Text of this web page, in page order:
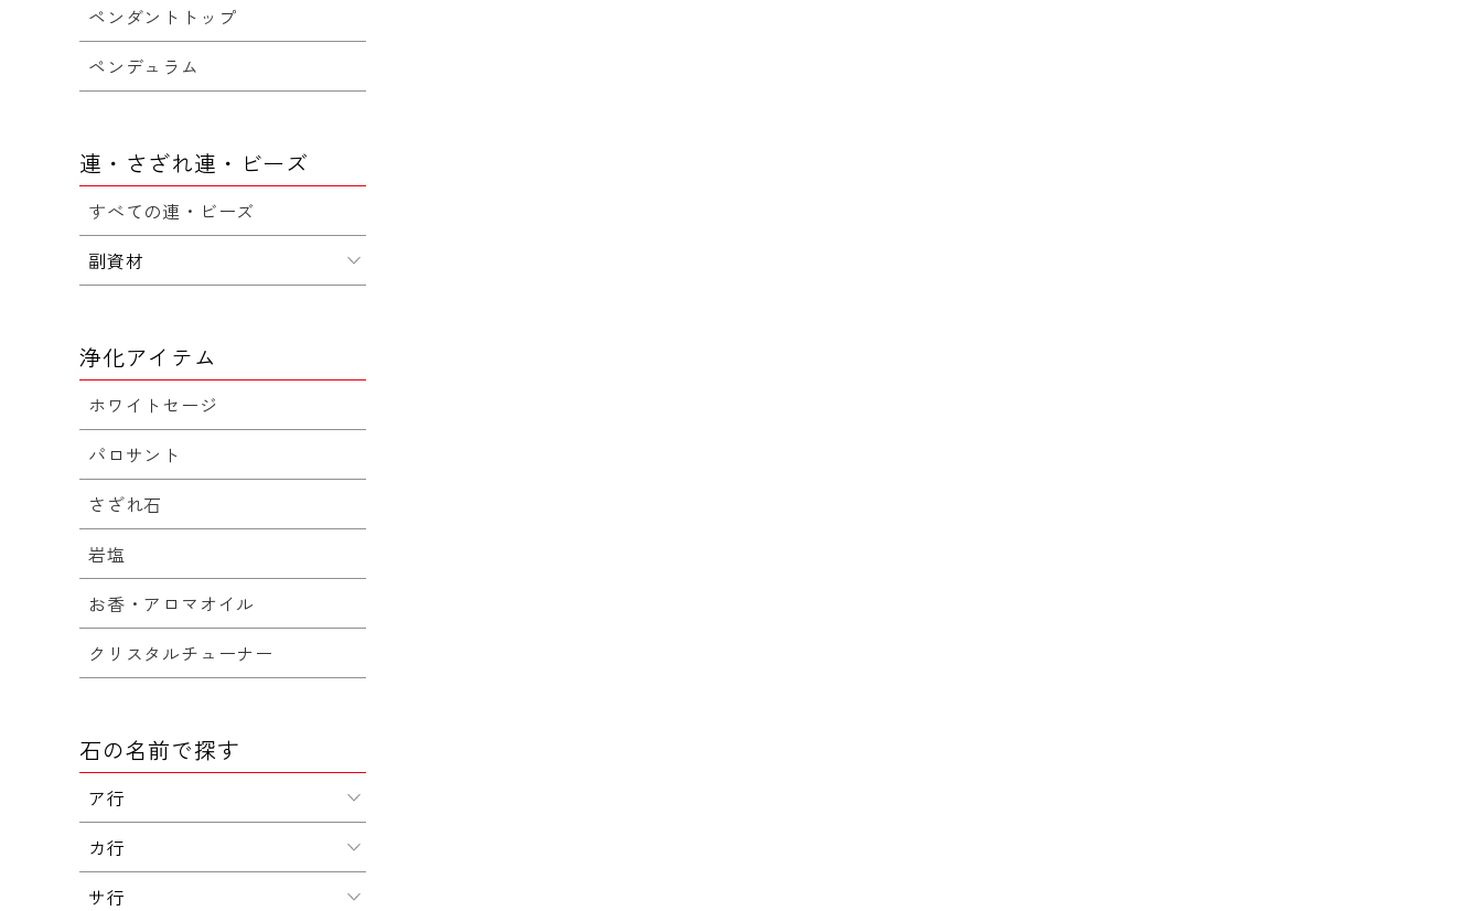
ペンダントトップ
ペンデュラム
連・さざれ連・ビーズ
すべての連・ビーズ
副資材
浄化アイテム
ホワイトセージ
パロサント
さざれ石
岩塩
お香・アロマオイル
クリスタルチューナー
石の名前で探す
ア行
カ行
サ行